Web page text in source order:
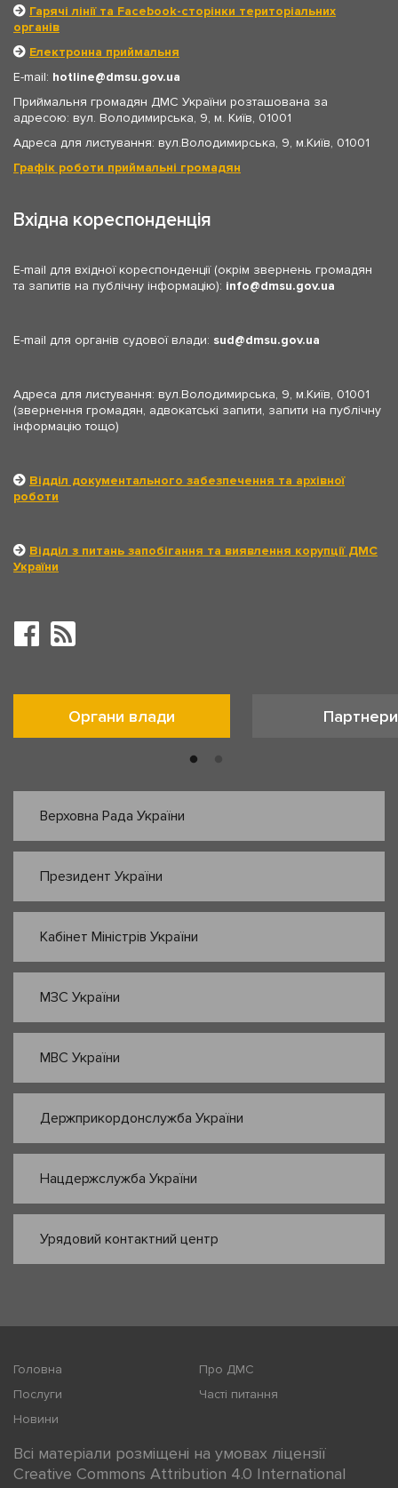
Гарячі лінії та Facebook-сторінки територіальних
органів
Електронна приймальня
E-mail: hotline
dmsu.gov.ua
Приймальня громадян ДМС України розташована за
адресою: вул. Володимирська, 9, м. Київ, 01001
Адреса для листування: вул.Володимирська, 9, м.Київ, 01001
Графік роботи приймальні громадян
Вхідна кореспонденція
E-mail для вхідної кореспонденції (окрім звернень громадян
та запитів на публічну інформацію): info dmsu.gov.ua
E-mail для органів судової влади: sud dmsu.gov.ua
Адреса для листування: вул.Володимирська, 9, м.Київ, 01001
(звернення громадян, адвокатські запити, запити на публічну
інформацію тощо)
Відділ документального забезпечення та архівної
роботи
Відділ з питань запобігання та виявлення корупції ДМС
України
Органи влади Партнери
Верховна Рада України
Президент України
Кабінет Міністрів України
МЗС України
МВС України
Держприкордонслужба України
Нацдержслужба України
Урядовий контактний центр
Головна
Про ДМС
Послуги
Часті питання
Новини
Всі матеріали розміщені на умовах ліцензії
Creative Commons Attribution 4.0 International